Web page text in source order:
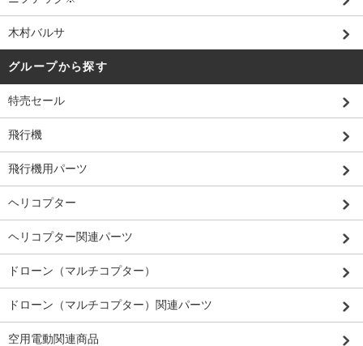
木村バルサ
グループから探す
特売セール
飛行機
飛行機用パーツ
ヘリコプター
ヘリコプター関連パーツ
ドローン（マルチコプター）
ドローン（マルチコプター）関連パーツ
空用電動関連商品